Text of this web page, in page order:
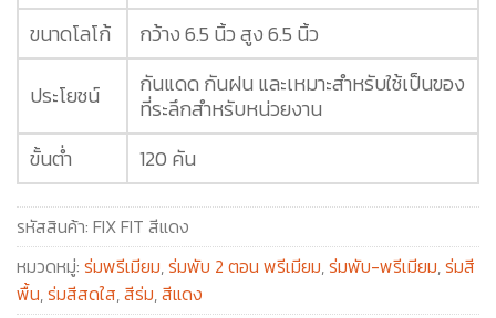
ขนาดโลโก้
กว้าง 6.5 นิ้ว สูง 6.5 นิ้ว
ประโยชน์
กันแดด กันฝน และเหมาะสำหรับใช้เป็นของ
ที่ระลึกสำหรับหน่วยงาน
ขั้นต่ำ
120 คัน
รหัสสินค้า: FIX FIT สีแดง
หมวดหมู่: ร่มพรีเมียม,ร่มพับ 2 ตอน พรีเมียม,ร่มพับ-พรีเมียม,ร่มสี
พื้น,ร่มสีสดใส,สีร่ม,สีแดง